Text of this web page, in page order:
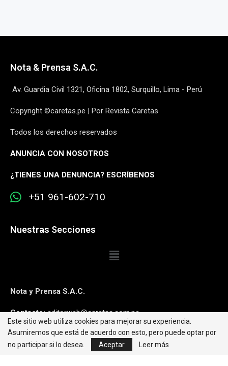
Nota & Prensa S.A.C.
Av. Guardia Civil 1321, Oficina 1802, Surquillo, Lima - Perú
Copyright ©caretas.pe | Por Revista Caretas
Todos los derechos reservados
ANUNCIA CON NOSOTROS
¿TIENES UNA DENUNCIA? ESCRÍBENOS
+51 961-602-710
Nuestras Secciones
Nota y Prensa S.A.C.
Contacto:editorweb@caretas.com.pe
Síguenos:
Este sitio web utiliza cookies para mejorar su experiencia.
Asumiremos que está de acuerdo con esto, pero puede optar por
no participar si lo desea.
Aceptar Leer más